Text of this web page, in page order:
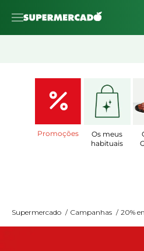
Promoções
Os meus
habituais
Supermercado / Campanhas / 20%